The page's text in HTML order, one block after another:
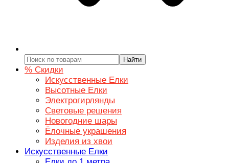
Найти
% Скидки
Искусственные Елки
Высотные Елки
Электрогирлянды
Световые решения
Новогодние шары
Ёлочные украшения
Изделия из хвои
Искусственные Елки